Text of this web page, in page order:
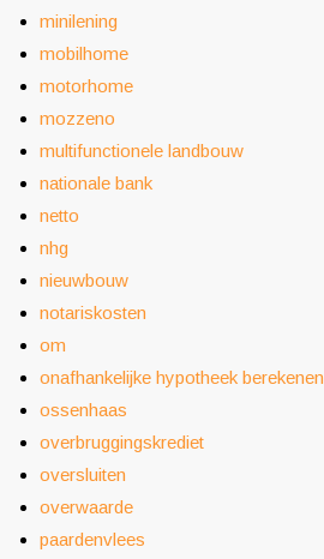
minilening
mobilhome
motorhome
mozzeno
multifunctionele landbouw
nationale bank
netto
nhg
nieuwbouw
notariskosten
om
onafhankelijke hypotheek berekenen
ossenhaas
overbruggingskrediet
oversluiten
overwaarde
paardenvlees